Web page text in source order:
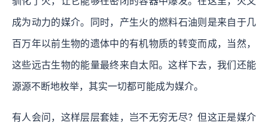
成为动力的媒介。同时，产生火的燃料石油则是来自于几
百万年以前生物的遗体中的有机物质的转变而成，当然，
这些远古生物的能量最终来自太阳。这样下去，我们还能
源源不断地枚举，其实一切都可能成为媒介。
有人会问，这样层层套娃，岂不无穷无尽？但这正是媒介